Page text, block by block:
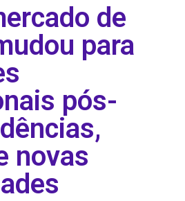
de
para
pós-
novas